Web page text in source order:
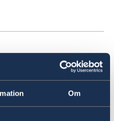
Om
for a visa, you